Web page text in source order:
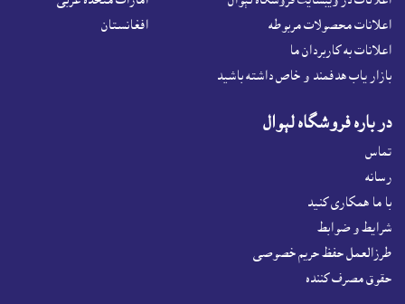
اعلانات محصولات مربوطه
اعلانات به کاربردان ما
بازار ياب هدفمند و خاص داشته باشيد
افغانستان
در باره فروشگاه لېوال
تماس
رسانه
با ما همکاری کنید
شرايط و ضوابط
طرزالعمل حفظ حریم خصوصی
حقوق مصرف کننده